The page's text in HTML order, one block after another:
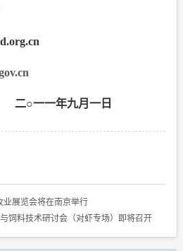
二○一一年九月一日
展览会将在南京举行
饲料技术研讨会（对虾专场）即将召开